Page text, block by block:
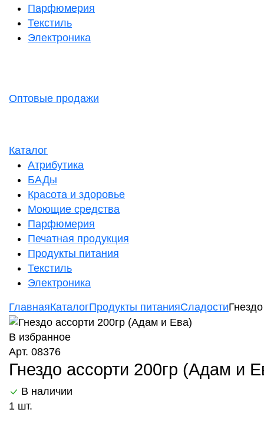
Парфюмерия
Текстиль
Электроника
Оптовые продажи
Каталог
Атрибутика
БАДы
Красота и здоровье
Моющие средства
Парфюмерия
Печатная продукция
Продукты питания
Текстиль
Электроника
ГлавнаяКаталогПродукты питанияСладости
В избранное
Арт. 08376
Гнездо ассорти 200гр (Адам и
В наличии
1 шт.